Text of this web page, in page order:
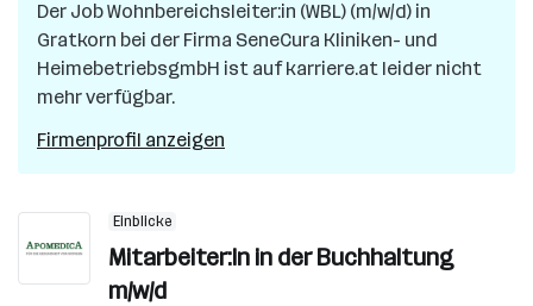
Gratkorn
Der JobWohnbereichsleiter:in (WBL) (m/w/d) in
Gratkorn bei der Firma SeneCura Kliniken- und
HeimebetriebsgmbH ist auf karriere.at leider nicht
mehr verfügbar.
Firmenprofil anzeigen
Einblicke
Mitarbeiter:In in der Buchhaltung
m/w/d